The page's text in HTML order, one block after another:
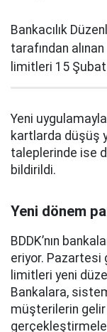
Bankacılık
tarafından
limitleri 15
Yeni
kartlarda düşüş
taleplerinde ise
bildirildi.
Yeni dönem
BDDK’nın
eriyor. Pazartesi
limitleri yeni
Bankalara,
müşterilerin